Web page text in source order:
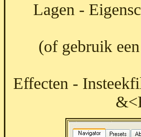
Lagen -
(of gebruik
Effecten -